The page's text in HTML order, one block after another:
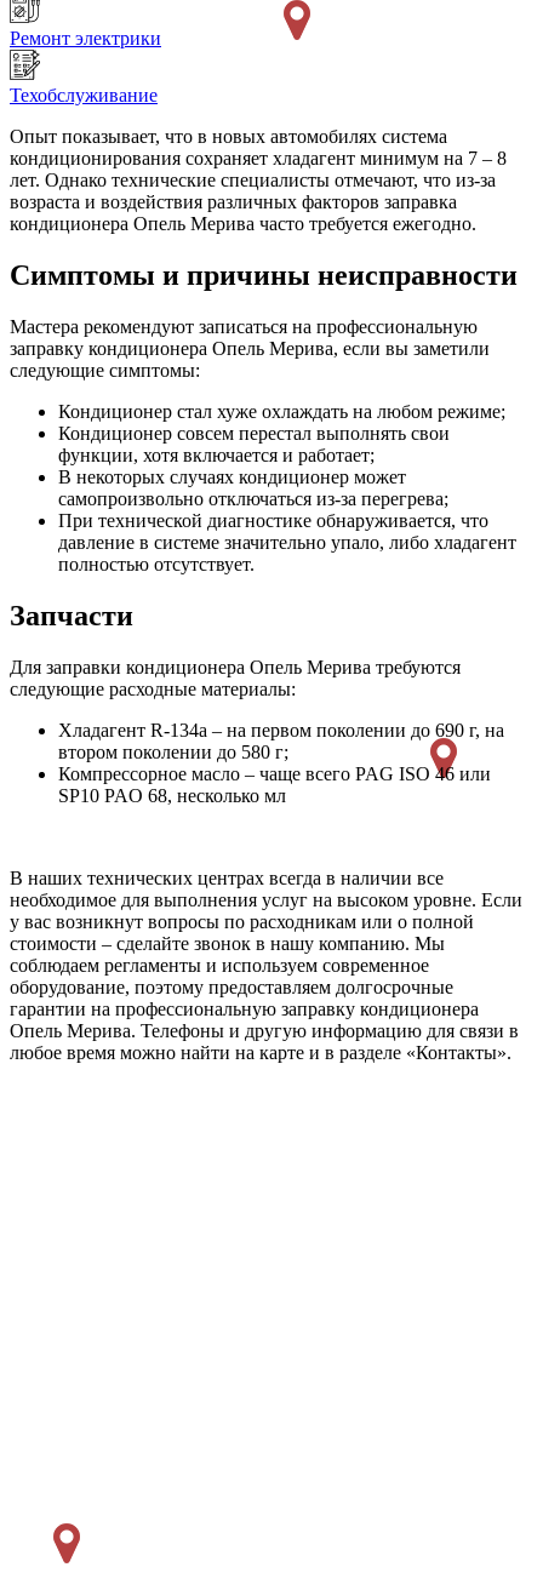
Ремонт электрики
Техобслуживание
Опыт показывает, что в новых автомобилях система
кондиционирования сохраняет хладагент минимум на 7 – 8
лет. Однако технические специалисты отмечают, что из-за
возраста и воздействия различных факторов заправка
кондиционера Опель Мерива часто требуется ежегодно.
Симптомы и причины неисправности
Мастера рекомендуют записаться на профессиональную
заправку кондиционера Опель Мерива, если вы заметили
следующие симптомы:
Кондиционер стал хуже охлаждать на любом режиме;
Кондиционер совсем перестал выполнять свои
функции, хотя включается и работает;
В некоторых случаях кондиционер может
самопроизвольно отключаться из-за перегрева;
При технической диагностике обнаруживается, что
давление в системе значительно упало, либо хладагент
полностью отсутствует.
Запчасти
Для заправки кондиционера Опель Мерива требуются
следующие расходные материалы:
Хладагент R-134a – на первом поколении до 690 г, на
втором поколении до 580 г;
Компрессорное масло – чаще всего PAG ISO 46 или
SP10 PAO 68, несколько мл
В наших технических центрах всегда в наличии все
необходимое для выполнения услуг на высоком уровне. Если
у вас возникнут вопросы по расходникам или о полной
стоимости – сделайте звонок в нашу компанию. Мы
соблюдаем регламенты и используем современное
оборудование, поэтому предоставляем долгосрочные
гарантии на профессиональную заправку кондиционера
Опель Мерива. Телефоны и другую информацию для связи в
любое время можно найти на карте и в разделе «Контакты».